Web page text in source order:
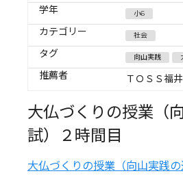
学年 小6
カテゴリー 社会
タグ 向山実践
推薦者 ＴＯＳＳ福井
大仏づくりの授業（
試）２時間目
大仏づくりの授業（向山実践